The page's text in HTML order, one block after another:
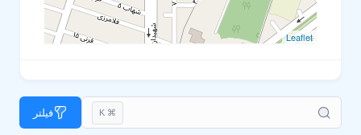
Leaflet
⌘ K فیلتر